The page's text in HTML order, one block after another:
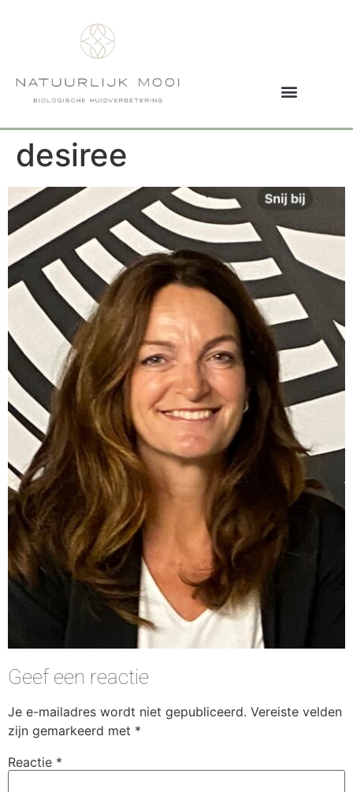
desiree
Geef een reactie
Je e-mailadres wordt niet gepubliceerd. Vereiste velden
zijn gemarkeerd met *
Reactie *